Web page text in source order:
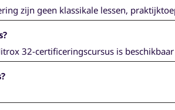
zijn geen klassikale lessen,
Zodra je de online cursus en het
32-certificeringscursus is